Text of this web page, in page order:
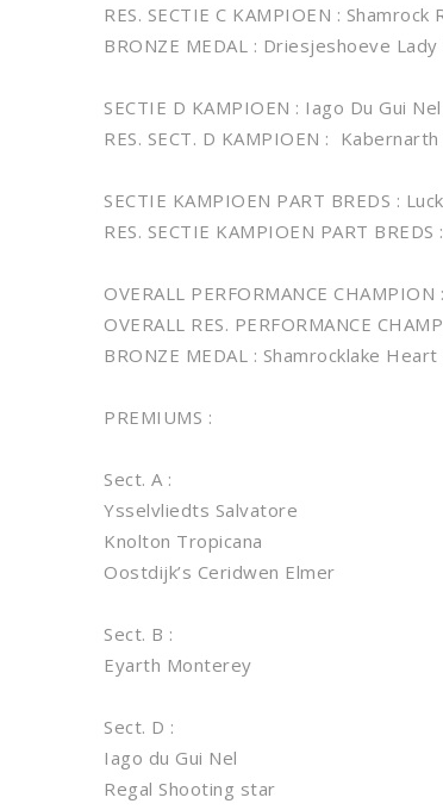
RES. SECTIE C KAMPIOEN :
BRONZE MEDAL : Driesjeshoeve Lady
SECTIE D KAMPIOEN : Iago Du Gui
RES. SECT. D KAMPIOEN :
SECTIE KAMPIOEN PART BREDS :
RES. SECTIE KAMPIOEN PART
OVERALL PERFORMANCE
OVERALL RES. PERFORMANCE
BRONZE MEDAL : Shamrocklake
PREMIUMS :
Sect. A :
Ysselvliedts Salvatore
Knolton Tropicana
Oostdijk’s Ceridwen Elmer
Sect. B :
Eyarth Monterey
Sect. D :
Iago du Gui Nel
Regal Shooting star